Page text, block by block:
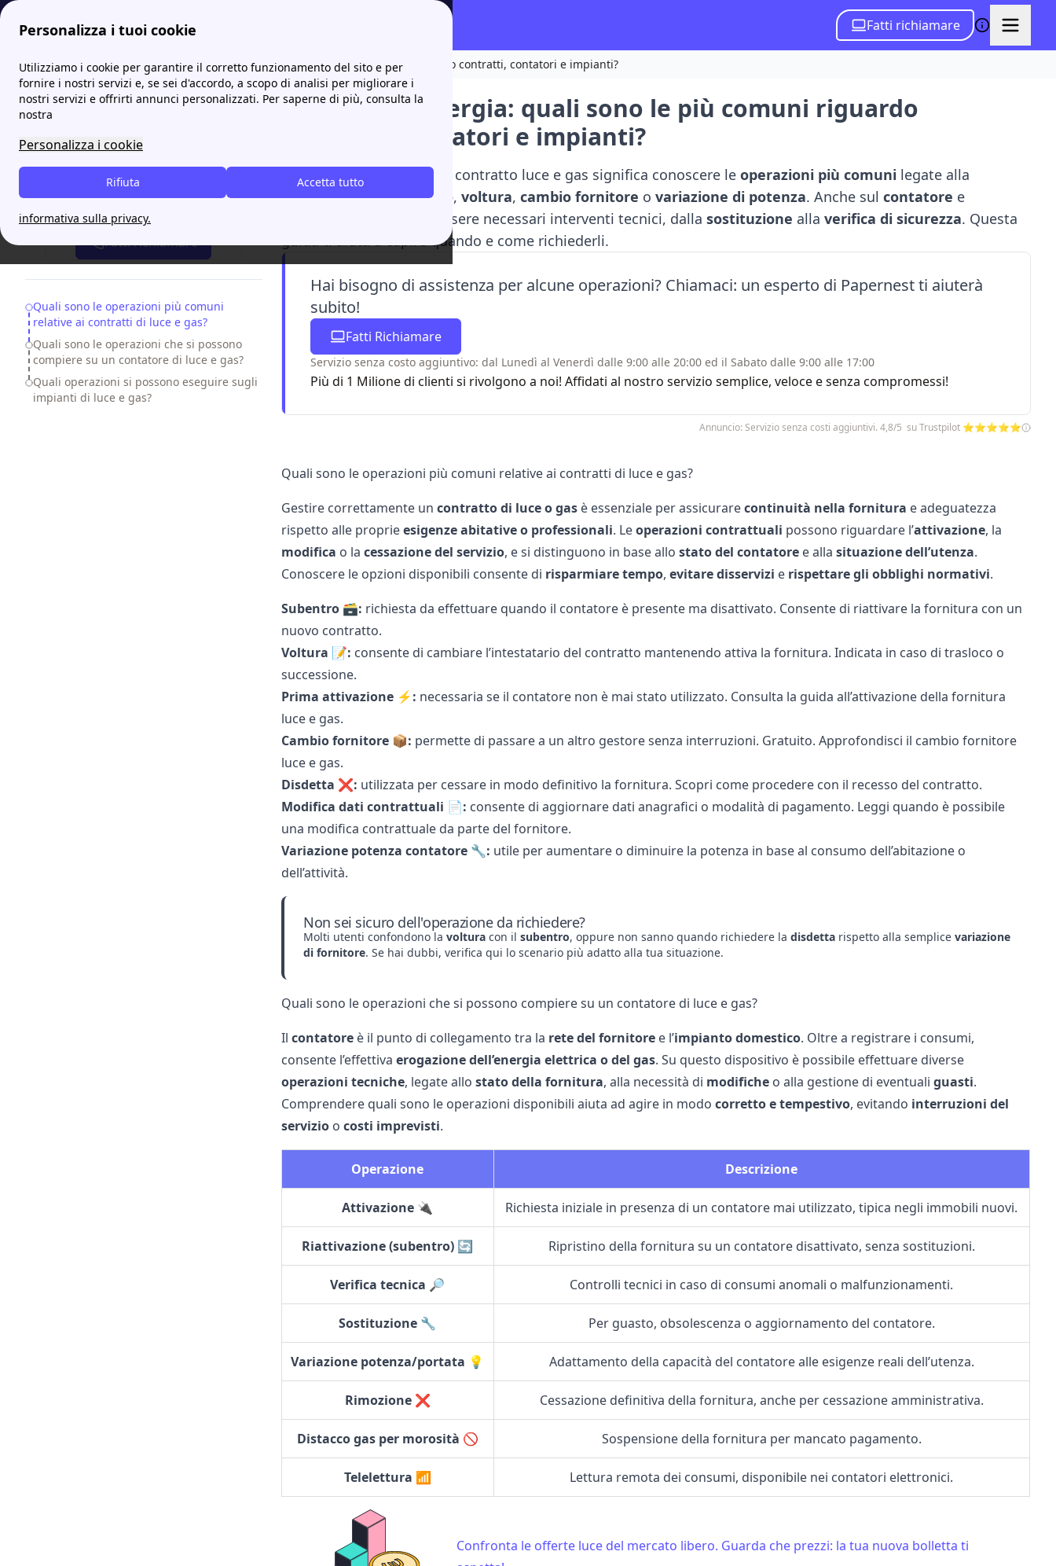
Personalizza i tuoi cookie
Utilizziamo i cookie per garantire il corretto funzionamento del sito e per
fornire i nostri servizi e, se sei d'accordo, a scopo di analisi per migliorare i
nostri servizi e offrirti annunci personalizzati. Per saperne di più, consulta la
nostra
Personalizza i cookie
Accetta tutto
Rifiuta
informativa sulla privacy.
Fatti richiamare
Papernest.it Luce e Gas Operazioni energia: quali sono le più comuni riguardo contratti, contatori e impianti?
Fatti richiamare
Table of Contents
Quali sono le operazioni più comuni
relative ai contratti di luce e gas?
Quali sono le operazioni che si possono
compiere su un contatore di luce e gas?
Quali operazioni si possono eseguire sugli
impianti di luce e gas?
Operazioni energia: quali sono le più comuni riguardo
contratti, contatori e impianti?
Gestire correttamente un contratto luce e gas significa conoscere le operazioni più comuni legate alla
fornitura, comesubentro, voltura, cambio fornitore o variazione di potenza. Anche sul contatore e
possono essere necessari interventi tecnici, dalla sostituzione alla verifica di sicurezza. Questa
guida ti aiuta a capire quando e come richiederli.
Hai bisogno di assistenza per alcune operazioni? Chiamaci: un esperto di Papernest ti aiuterà
subito!
Fatti Richiamare
Servizio senza costo aggiuntivo: dal Lunedì al Venerdì dalle 9:00 alle 20:00 ed il Sabato dalle 9:00 alle 17:00
Più di 1 Milione di clienti si rivolgono a noi! Affidati al nostro servizio semplice, veloce e senza compromessi!
Annuncio: Servizio senza costi aggiuntivi. 4,8/5 su Trustpilot ⭐⭐⭐⭐⭐
Quali sono le operazioni più comuni relative ai contratti di luce e gas?
Gestire correttamente un contratto di luce o gasè essenziale per assicurarecontinuità nella fornitura e adeguatezza
rispetto alle proprieesigenze abitative o professionali. Leoperazioni contrattuali possono riguardare l’attivazione, la
modifica o la cessazione del servizio, e si distinguono in base allo stato del contatoree alla situazione dell’utenza.
Conoscere le opzioni disponibili consente di risparmiare tempo, evitare disservizi e rispettare gli obblighi normativi.
Subentro 🗃️: richiesta da effettuare quando il contatore è presente ma disattivato. Consente di riattivare la fornitura con un
nuovo contratto.
Voltura 📝: consente di cambiare l’intestatario del contratto mantenendo attiva la fornitura. Indicata in caso di trasloco o
successione.
Prima attivazione ⚡️: necessaria se il contatore non è mai stato utilizzato. Consulta la guida all’attivazione della fornitura
luce e gas.
Cambio fornitore 📦: permette di passare a un altro gestore senza interruzioni. Gratuito. Approfondisci il cambio fornitore
luce e gas.
Disdetta ❌: utilizzata per cessare in modo definitivo la fornitura. Scopri come procedere con il recesso del contratto.
Modifica dati contrattuali 📄: consente di aggiornare dati anagrafici o modalità di pagamento. Leggi quando è possibile
una modifica contrattuale da parte del fornitore.
Variazione potenza contatore 🔧: utile per aumentare o diminuire la potenza in base al consumo dell’abitazione o
dell’attività.
Non sei sicuro dell'operazione da richiedere?
Molti utenti confondono la voltura con il subentro, oppure non sanno quando richiedere la disdetta rispetto alla semplice variazione
di fornitore. Se hai dubbi, verifica qui lo scenario più adatto alla tua situazione.
Quali sono le operazioni che si possono compiere su un contatore di luce e gas?
Il contatoreè il punto di collegamento tra la rete del fornitoree l’impianto domestico. Oltre a registrare i consumi,
consente l’effettiva erogazione dell’energia elettrica o del gas. Su questo dispositivo è possibile effettuare diverse
operazioni tecniche, legate allo stato della fornitura, alla necessità di modificheo alla gestione di eventuali guasti.
Comprendere quali sono le operazioni disponibili aiuta ad agire in modo corretto e tempestivo, evitando interruzioni del
servizioo costi imprevisti.
Operazione Descrizione
Attivazione 🔌 Richiesta iniziale in presenza di un contatore mai utilizzato, tipica negli immobili nuovi.
Riattivazione (subentro) 🔄 Ripristino della fornitura su un contatore disattivato, senza sostituzioni.
Verifica tecnica 🔎 Controlli tecnici in caso di consumi anomali o malfunzionamenti.
Sostituzione 🔧 Per guasto, obsolescenza o aggiornamento del contatore.
Variazione potenza/portata 💡 Adattamento della capacità del contatore alle esigenze reali dell’utenza.
Rimozione ❌ Cessazione definitiva della fornitura, anche per cessazione amministrativa.
Distacco gas per morosità 🚫 Sospensione della fornitura per mancato pagamento.
Telelettura 📶 Lettura remota dei consumi, disponibile nei contatori elettronici.
Confronta le offerte luce del mercato libero. Guarda che prezzi: la tua nuova bolletta ti